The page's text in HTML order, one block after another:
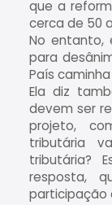
que a
cerca de 50
No entanto,
para
País
Ela diz
devem ser
projeto,
tributária
tributária?
resposta,
participação